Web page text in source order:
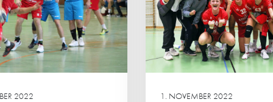
2022 1. NOVEMBER 2022
auch in Leimen
Oftersheim/
egt 23:30 (14:16)
Heidelsheim/